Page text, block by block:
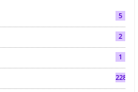
5
2
1
2286